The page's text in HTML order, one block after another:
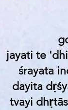
jayati te
śrayata
dayita
tvayi